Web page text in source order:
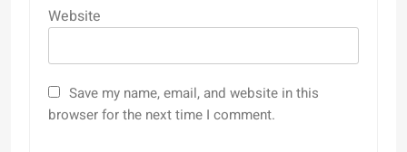
Website
Save my name, email, and website in this
browser for the next time I comment.